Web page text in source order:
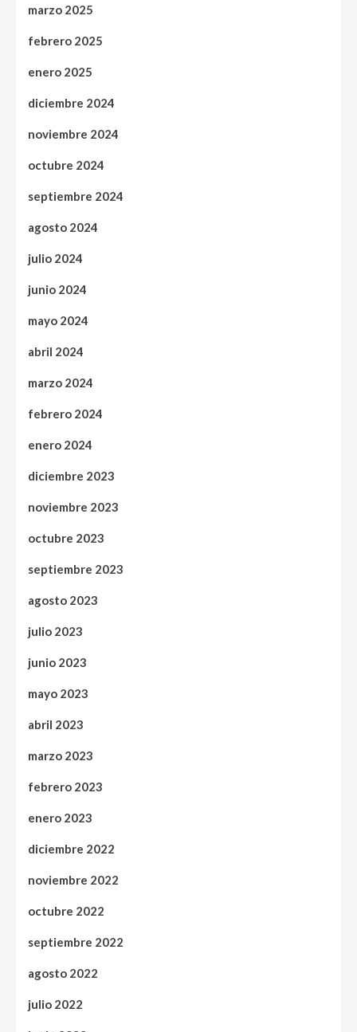
marzo 2025
febrero 2025
enero 2025
diciembre 2024
noviembre 2024
octubre 2024
septiembre 2024
agosto 2024
julio 2024
junio 2024
mayo 2024
abril 2024
marzo 2024
febrero 2024
enero 2024
diciembre 2023
noviembre 2023
octubre 2023
septiembre 2023
agosto 2023
julio 2023
junio 2023
mayo 2023
abril 2023
marzo 2023
febrero 2023
enero 2023
diciembre 2022
noviembre 2022
octubre 2022
septiembre 2022
agosto 2022
julio 2022